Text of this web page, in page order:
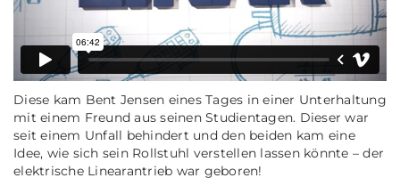
Diese kam Bent Jensen eines Tages in einer Unterhaltung
mit einem Freund aus seinen Studientagen. Dieser war
seit einem Unfall behindert und den beiden kam eine
Idee, wie sich sein Rollstuhl verstellen lassen könnte – der
elektrische Linearantrieb war geboren!